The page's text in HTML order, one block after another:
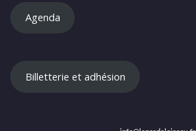
Agenda
Billetterie et adhésion